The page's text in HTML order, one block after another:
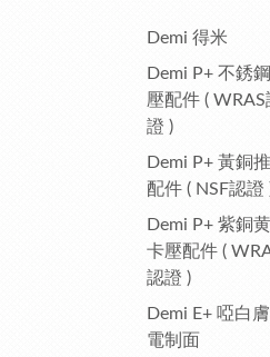
Demi 得米
Demi P+ 不銹
壓配件 ( WRAS
證 )
Demi P+ 黃銅
配件 ( NSF認證
Demi P+ 紫銅
卡壓配件 (
認證 )
Demi E+ 啞白
電制面